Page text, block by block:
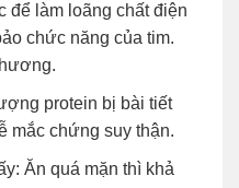
làm loãng chất điện
chức năng của tim.
protein bị bài tiết
mắc chứng suy thận.
Ăn quá mặn thì khả